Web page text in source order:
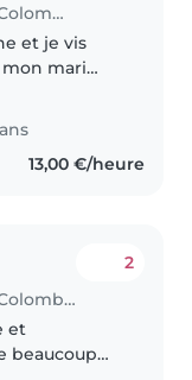
Babysitter in Bois-Colombes
et je vis
mari
de
les enfants :
avec..
13,00 €/heure
Babysitter in Bois-Colombes
2
et
beaucoup